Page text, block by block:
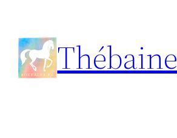
contenu
Thébaine